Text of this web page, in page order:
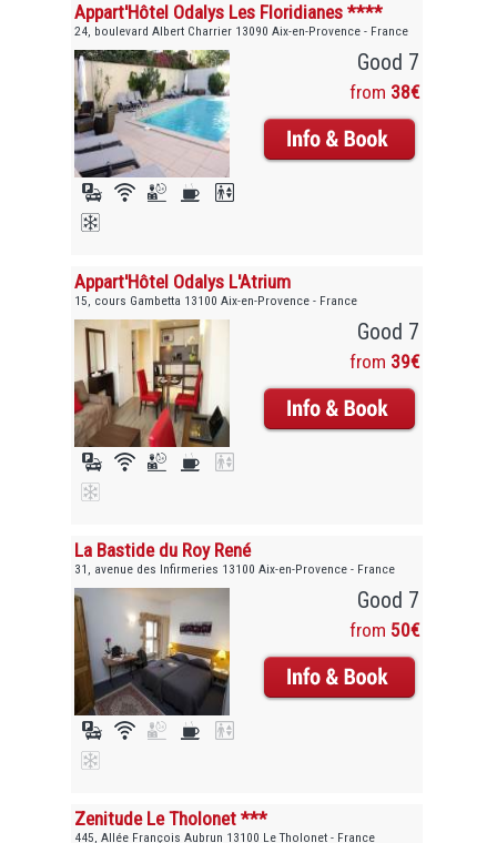
Appart'Hôtel Odalys Les Floridianes ****
24, boulevard Albert Charrier 13090 Aix-en-Provence - France
Good 7
from 38€
Appart'Hôtel Odalys L'Atrium
15, cours Gambetta 13100 Aix-en-Provence - France
Good 7
from 39€
La Bastide du Roy René
31, avenue des Infirmeries 13100 Aix-en-Provence - France
Good 7
from 50€
Zenitude Le Tholonet ***
445, Allée François Aubrun 13100 Le Tholonet - France